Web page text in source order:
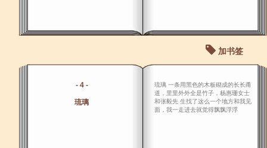
加书签
- 4 -
琉璃
琉璃 一条用黑色的木板砌成的长长甬
道，里里外外全是竹子，杨惠珊女士
和张毅先 生找了这么一个地方和我见
面，我一走进去就觉得飘飘浮浮